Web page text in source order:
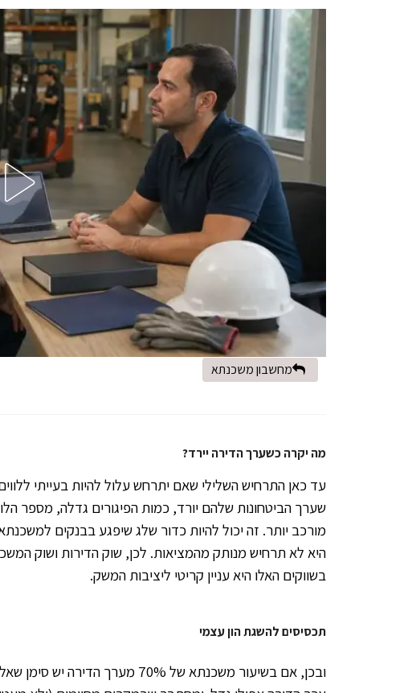
מחשבון משכנתא
מה יקרה כשערך הדירה יירד?
עד כאן התרחיש השלילי שאם יתרחש עלול להיות בעייתי
שערך הביטחונות שלהם יורד, כמות הפיגורים גדלה, מספר
מורכב יותר. זה יכול להיות כדור שלג שיפגע בבנקים
היא לא תרחיש מנותק מהמציאות. לכן, שוק הדירות ושוק
בשווקים האלו היא עניין קריטי ליציבות המשק.
תכסיסים להשגת הון עצמי
ובכן, אם בשיעור משכנתא של 70%